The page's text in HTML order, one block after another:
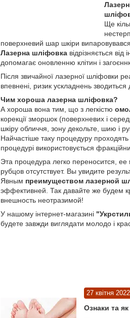
Ще
поверхневий шар шкіри
Лазерна шліфовка відрізняється
допомагає оновленню клітин і
Після звичайної лазерної шліфовки
впевнені, ризик ускладнень зводиться
Чим хороша лазерна шліфовка?
А хороша вона тим, що з легкістю
корекції зморшок (поверхневих і
шкіру обличчя, зону декольте, шию і
Найчастіше таку процедуру
процедурі використовується
Эта процедура легко переносится,
рубцов отсутствует. Вы увидите
Явным преимуществом лазерной
эффективней. Так давайте же будем
внешность неотразимой!
У нашому інтернет-магазині
будете завжди виглядати молодо і
27 квітня 2022
Ознаки та